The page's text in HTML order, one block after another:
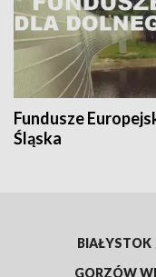
Fundusze
Śląska
BIAŁYSTOK
GORZÓW